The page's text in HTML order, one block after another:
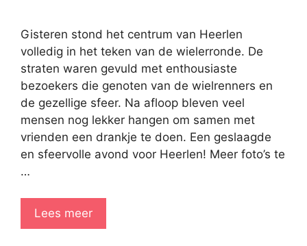
Gisteren stond het centrum van Heerlen
volledig in het teken van de wielerronde. De
straten waren gevuld met enthousiaste
bezoekers die genoten van de wielrenners en
de gezellige sfeer. Na afloop bleven veel
mensen nog lekker hangen om samen met
vrienden een drankje te doen. Een geslaagde
en sfeervolle avond voor Heerlen! Meer foto’s te
…
Lees meer